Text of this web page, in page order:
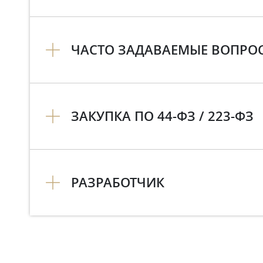
ЧАСТО ЗАДАВАЕМЫЕ
ЗАКУПКА ПО 44-ФЗ / 223-ФЗ
РАЗРАБОТЧИК